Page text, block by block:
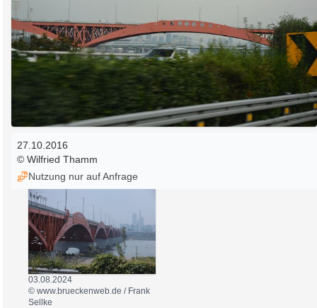
27.10.2016
© Wilfried Thamm
Nutzung nur auf Anfrage
03.08.2024
© www.brueckenweb.de / Frank
Sellke